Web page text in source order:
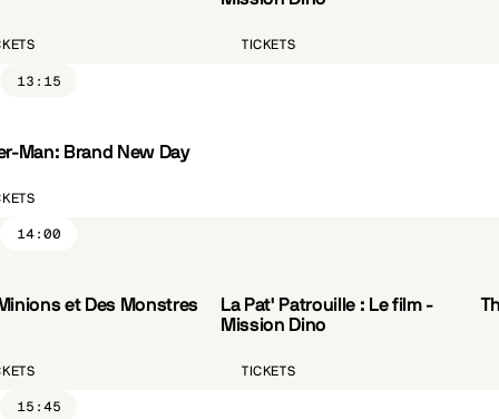
TICKETS
13:15
Man: Brand New Day
14:00
et Des Monstres
La Pat' Patrouille : Le film -
Mission Dino
VF
TICKETS
15:45